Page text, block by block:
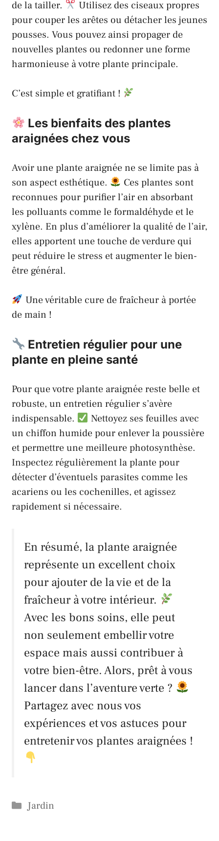
de la tailler.
Utilisez des ciseaux propres
pour couper les arêtes ou détacher les jeunes
pousses. Vous pouvez ainsi propager de
nouvelles plantes ou redonner une forme
harmonieuse à votre plante principale.
C’est simple et gratifiant !
Les bienfaits des plantes
araignées chez vous
Avoir une plante araignée ne se limite pas à
son aspect esthétique.
Ces plantes sont
reconnues pour purifier l’air en absorbant
les polluants comme le formaldéhyde et le
xylène. En plus d’améliorer la qualité de l’air,
elles apportent une touche de verdure qui
peut réduire le stress et augmenter le bien-
être général.
Une véritable cure de fraîcheur à portée
de main !
Entretien régulier pour une
plante en pleine santé
Pour que votre plante araignée reste belle et
robuste, un entretien régulier s’avère
indispensable.
Nettoyez ses feuilles avec
un chiffon humide pour enlever la poussière
et permettre une meilleure photosynthèse.
Inspectez régulièrement la plante pour
détecter d’éventuels parasites comme les
acariens ou les cochenilles, et agissez
rapidement si nécessaire.
En résumé, la plante araignée
représente un excellent choix
pour ajouter de la vie et de la
fraîcheur à votre intérieur.
Avec les bons soins, elle peut
non seulement embellir votre
espace mais aussi contribuer à
votre bien-être. Alors, prêt à vous
lancer dans l’aventure verte ?
Partagez avec nous vos
expériences et vos astuces pour
entretenir vos plantes araignées !
Catégories
Jardin